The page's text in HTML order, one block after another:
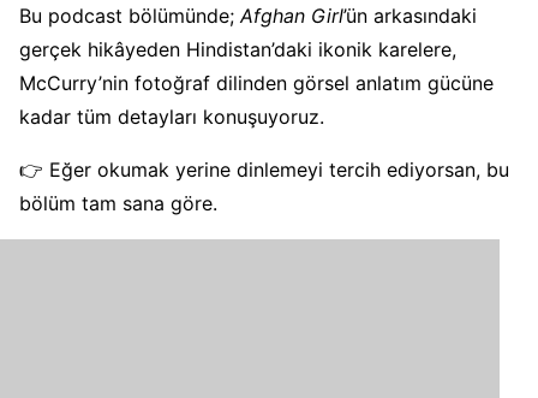
Bu podcast bölümünde;Afghan Girl’ün arkasındaki
gerçek hikâyeden Hindistan’daki ikonik karelere,
McCurry’nin fotoğraf dilinden görsel anlatım gücüne
kadar tüm detayları konuşuyoruz.
👉 Eğer okumak yerine dinlemeyi tercih ediyorsan, bu
bölüm tam sana göre.